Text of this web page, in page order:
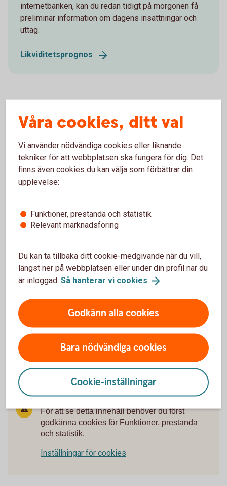
internetbanken, kan du redan tidigt på morgonen få
preliminär information om dagens insättningar och
uttag.
Likviditetsprognos
Likviditetsöversikten
Likviditetsöversikten ger en överblick över hela
företagets eller koncernens likviditet och
kassaflöde, samlad i en och samma vy.
Likviditetsförvaltning
Optimera företagets överskottslikviditet med en
specialister hjälper dig med analys,
placeringsförslag och riskhantering för en stabil och
hållbar avkastning.
Likviditetsförvaltning
För att se detta innehåll behöver du först
godkänna cookies för Funktioner, prestanda
och statistik.
Inställningar för cookies
Våra cookies, ditt val
Vi använder nödvändiga cookies eller liknande
tekniker för att webbplatsen ska fungera för dig. Det
finns även cookies du kan välja som förbättrar din
upplevelse:
Funktioner, prestanda och statistik
Relevant marknadsföring
Du kan ta tillbaka ditt cookie-medgivande när du vill,
längst ner på webbplatsen eller under din profil när du
är inloggad. Så hanterar vi cookies
Godkänn alla cookies
Bara nödvändiga cookies
Cookie-inställningar